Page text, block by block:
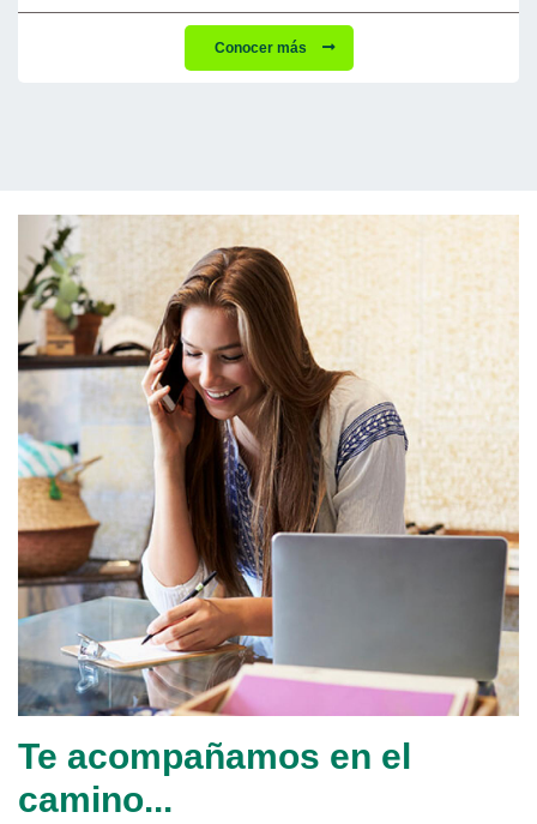
Conocer más
Te acompañamos en el
camino...